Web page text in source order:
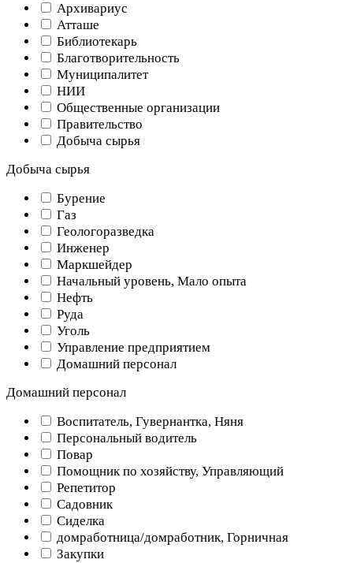
Архивариус
Атташе
Библиотекарь
Благотворительность
Муниципалитет
НИИ
Общественные организации
Правительство
Добыча сырья
Добыча сырья
Бурение
Газ
Геологоразведка
Инженер
Маркшейдер
Начальный уровень, Мало опыта
Нефть
Руда
Уголь
Управление предприятием
Домашний персонал
Домашний персонал
Воспитатель, Гувернантка, Няня
Персональный водитель
Повар
Помощник по хозяйству, Управляющий
Репетитор
Садовник
Сиделка
домработница/домработник, Горничная
Закупки